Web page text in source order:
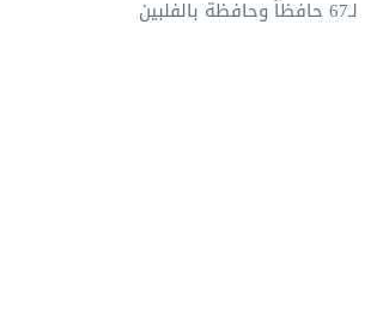
لـ67 حافظاً وحافظة بالفلبين